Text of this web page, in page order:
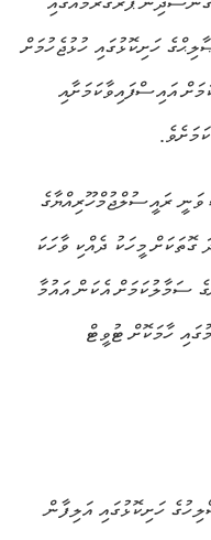
ހަށިކޮޅުގައި ހުޅުޖެހުމަށް
އައިސްފައިވާކަމަށާއި
ރައީސުލްޖުމްހޫރިއްޔާގެ
ގޮތަކަށް މީހަކު ދެއްކި ވާހަކަ
ސަމާލުކަމަށް އެކަން އައުމާ
ހާމަކޮށް ޓުވީޓް
ހަށިކޮޅުގައި އަލިފާން